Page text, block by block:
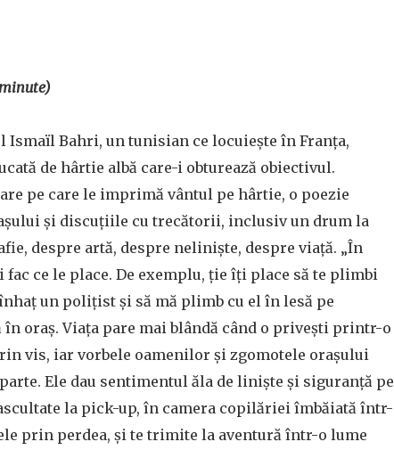
Bahri, un tunisian ce locuiește în Franța,
de hârtie albă care-i obturează obiectivul.
pe care le imprimă vântul pe hârtie, o poezie
și discuțiile cu trecătorii, inclusiv un drum la
despre artă, despre neliniște, despre viață. „În
ce le place. De exemplu, ție îți place să te plimbi
un polițist și să mă plimb cu el în lesă pe
în oraș. Viața pare mai blândă când o privești printr-o
vis, iar vorbele oamenilor și zgomotele orașului
Ele dau sentimentul ăla de liniște și siguranță pe
la pick-up, în camera copilăriei îmbăiată într-
prin perdea, și te trimite la aventură într-o lume